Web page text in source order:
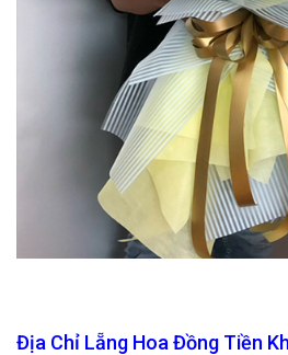
Địa Chỉ Lẵng Hoa Đồng Tiền